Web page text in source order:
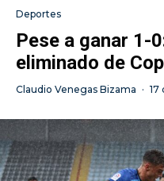
Deportes
Pese a ganar 1-
eliminado de
Claudio Venegas Bizama · 17